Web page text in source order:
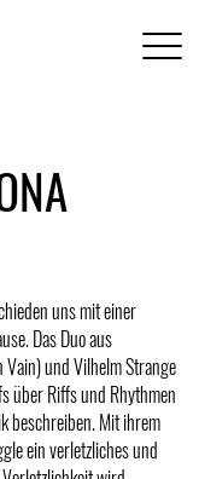
uns mit einer
Das Duo aus
Vain) und Vilhelm Strange
über Riffs und Rhythmen
beschreiben. Mit ihrem
ein verletzliches und